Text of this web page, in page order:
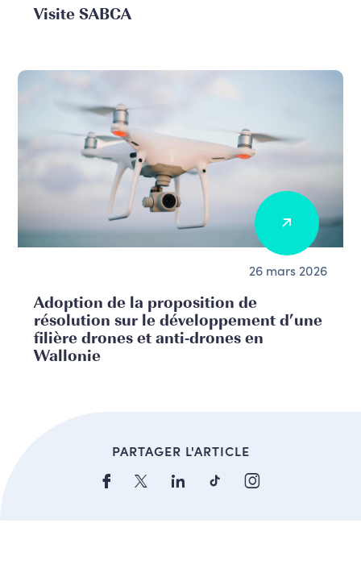
Visite SABCA
26 mars 2026
Adoption de la proposition de
résolution sur le développement d’une
filière drones et anti-drones en
Wallonie
PARTAGER L'ARTICLE